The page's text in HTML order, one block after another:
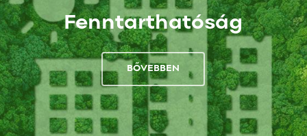
Fenntarthatóság
BŐVEBBEN